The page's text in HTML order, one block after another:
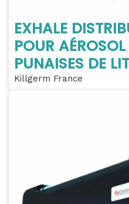
EXHALE
POUR
PUNAISES DE LIT
Killgerm France